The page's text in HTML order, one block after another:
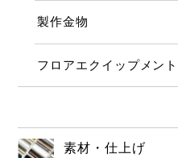
製作金物
フロアエクイップメント
素材・仕上げ